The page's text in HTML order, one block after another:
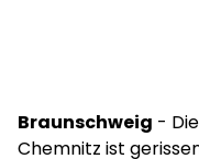
Braunschweig -
Chemnitz ist